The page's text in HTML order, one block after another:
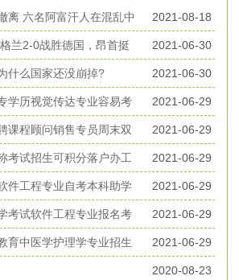
离 六名阿富汗人在混乱中 2021-08-18
兰2-0战胜德国，昂首挺 2021-06-30
什么国家还没崩掉? 2021-06-30
学历视觉传达专业容易考 2021-06-29
课程顾问销售专员周末双 2021-06-29
考试招生可积分落户办工 2021-06-29
件工程专业自考本科助学 2021-06-29
考试软件工程专业报名考 2021-06-29
育中医学护理学专业招生 2021-06-29
2020-08-23